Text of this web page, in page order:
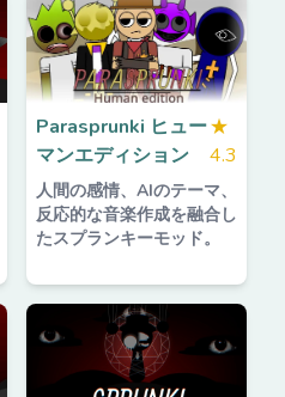
Parasprunki ヒュー
マンエディション
★
4.3
人間の感情、AIのテーマ、
反応的な音楽作成を融合し
たスプランキーモッド。